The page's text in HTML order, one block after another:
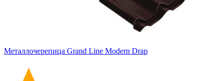
Металлочерепица Grand Line Modern Drap